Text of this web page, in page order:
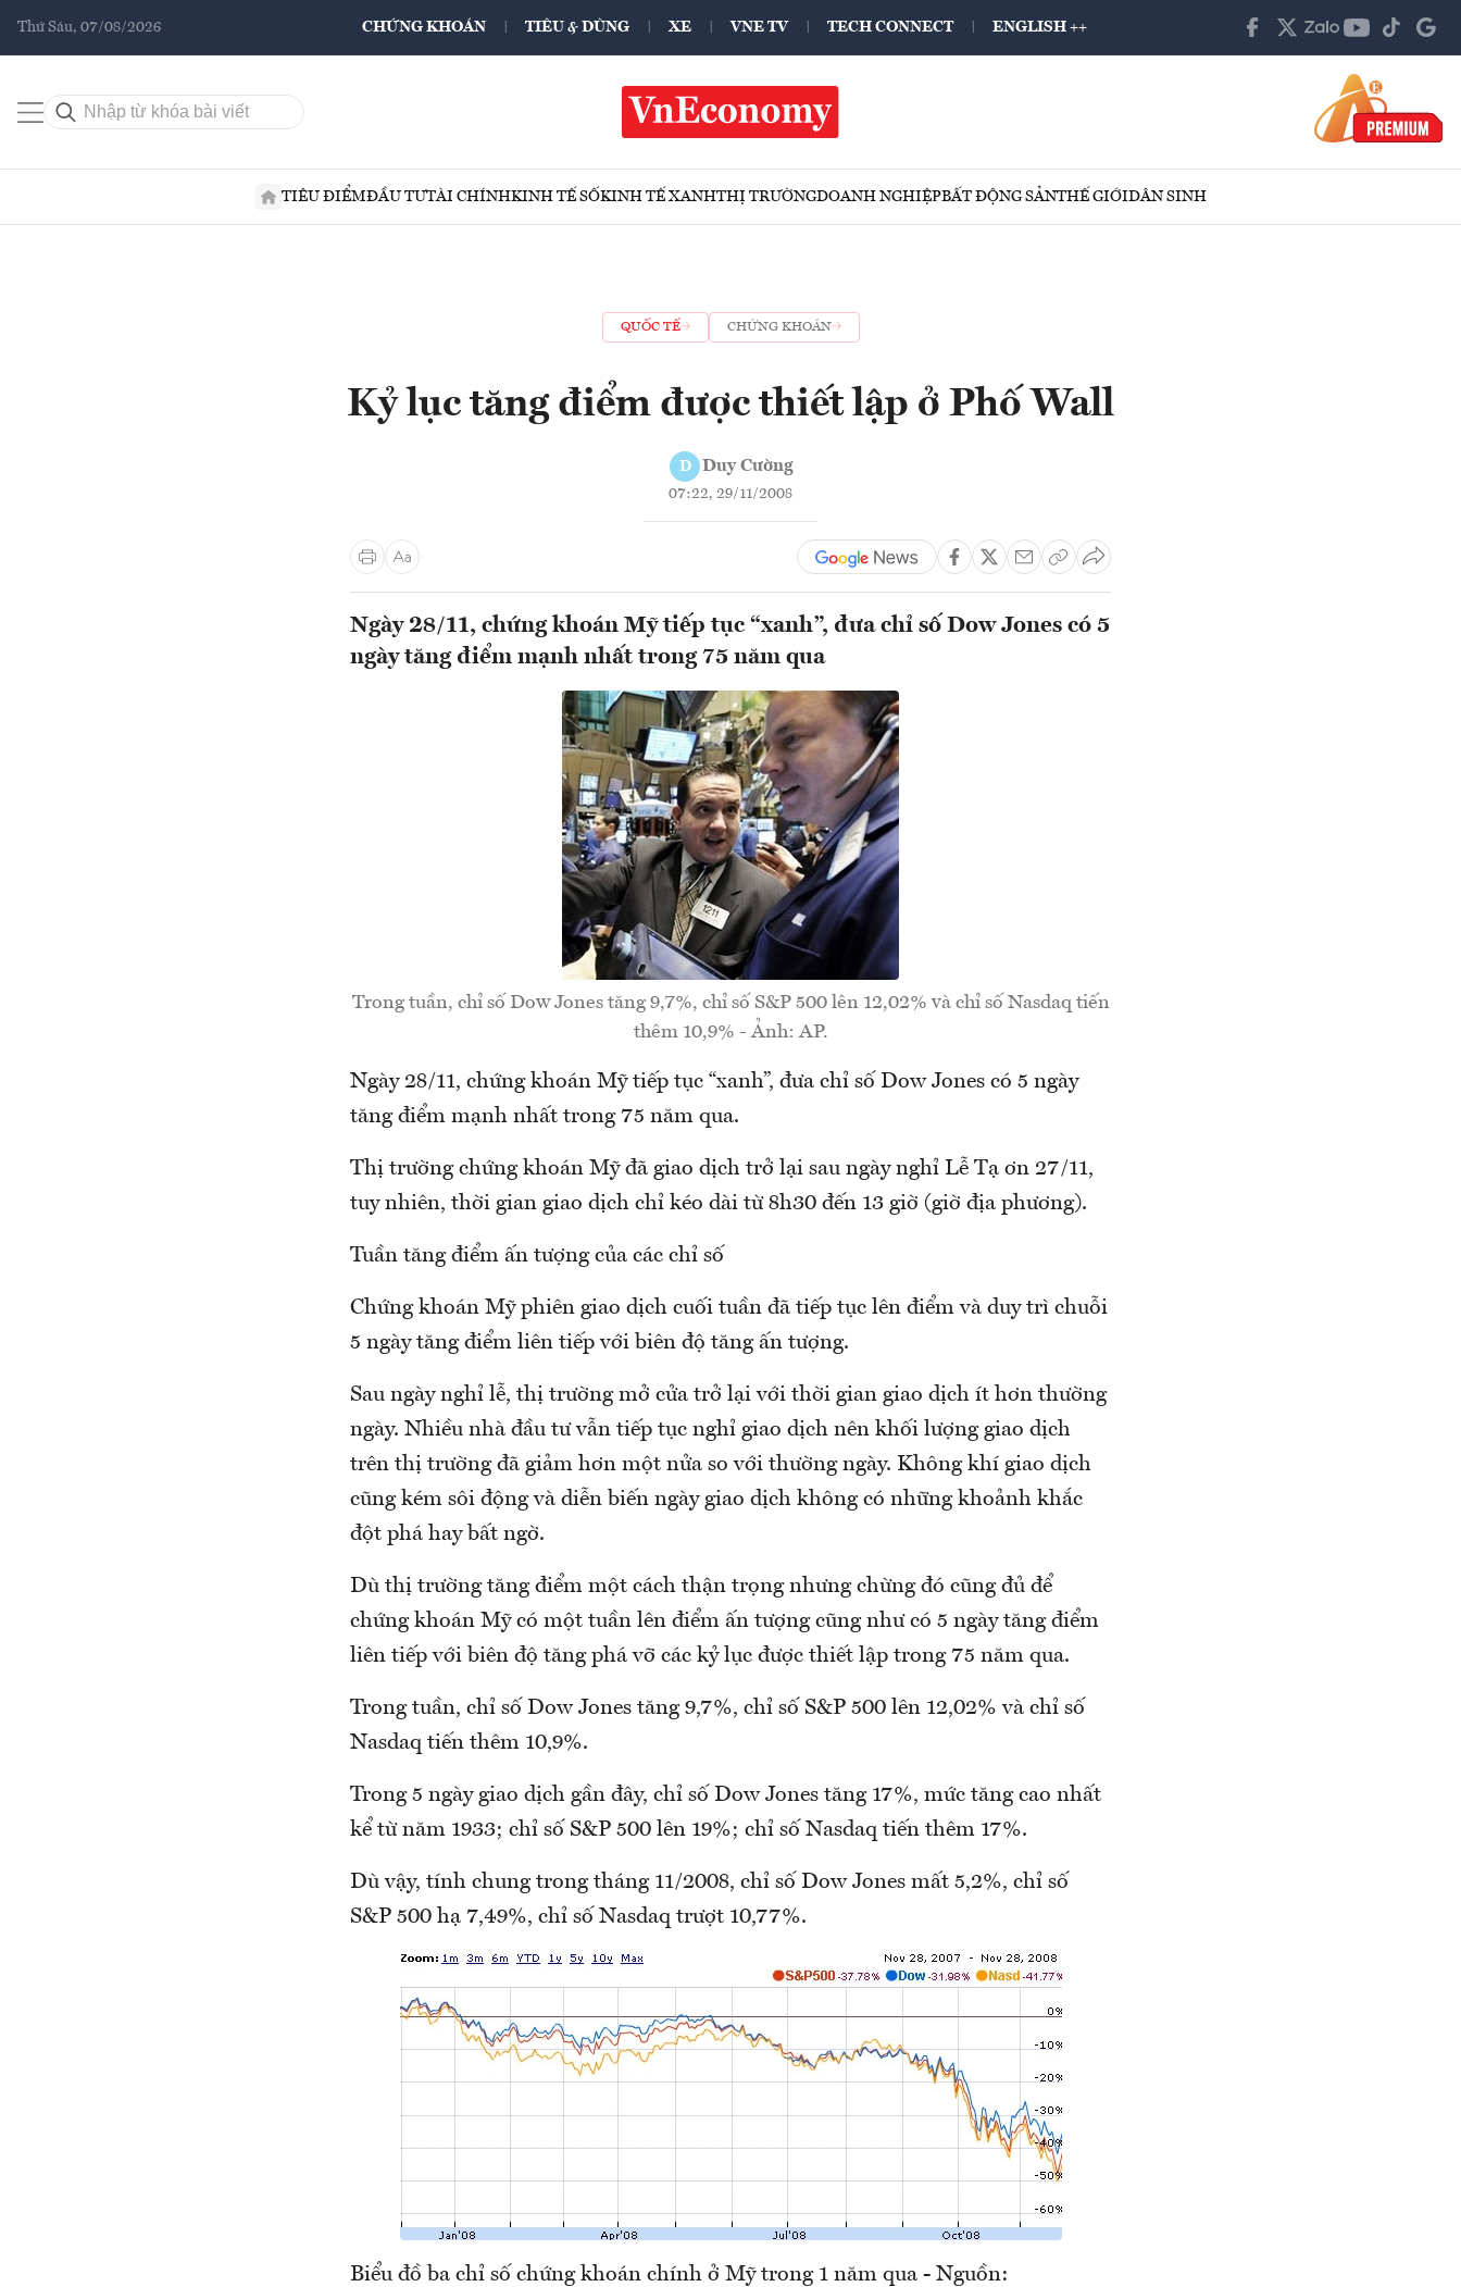
Thứ Sáu, 07/08/2026 CHỨNG KHOÁN TIÊU & DÙNG XE VNE TV TECH CONNECT ENGLISH ++
TIÊU ĐIỂMĐẦU TƯTÀI CHÍNHKINH TẾ SỐKINH TẾ XANHTHỊ TRƯỜNGDOANH NGHIỆPBẤT ĐỘNG SẢNTHẾ GIỚIDÂN SINH
QUỐC TẾ CHỨNG KHOÁN
Kỷ lục tăng điểm được thiết lập ở Phố Wall
D Duy Cường
07:22, 29/11/2008
Ngày 28/11, chứng khoán Mỹ tiếp tục “xanh”, đưa chỉ số Dow Jones có 5
ngày tăng điểm mạnh nhất trong 75 năm qua
Trong tuần, chỉ số Dow Jones tăng 9,7%, chỉ số S&P 500 lên 12,02% và chỉ số Nasdaq tiến
thêm 10,9% - Ảnh: AP.
Ngày 28/11, chứng khoán Mỹ tiếp tục “xanh”, đưa chỉ số Dow Jones có 5 ngày
tăng điểm mạnh nhất trong 75 năm qua.
Thị trường chứng khoán Mỹ đã giao dịch trở lại sau ngày nghỉ Lễ Tạ ơn 27/11,
tuy nhiên, thời gian giao dịch chỉ kéo dài từ 8h30 đến 13 giờ (giờ địa phương).
Tuần tăng điểm ấn tượng của các chỉ số
Chứng khoán Mỹ phiên giao dịch cuối tuần đã tiếp tục lên điểm và duy trì chuỗi
5 ngày tăng điểm liên tiếp với biên độ tăng ấn tượng.
Sau ngày nghỉ lễ, thị trường mở cửa trở lại với thời gian giao dịch ít hơn thường
ngày. Nhiều nhà đầu tư vẫn tiếp tục nghỉ giao dịch nên khối lượng giao dịch
trên thị trường đã giảm hơn một nửa so với thường ngày. Không khí giao dịch
cũng kém sôi động và diễn biến ngày giao dịch không có những khoảnh khắc
đột phá hay bất ngờ.
Dù thị trường tăng điểm một cách thận trọng nhưng chừng đó cũng đủ để
chứng khoán Mỹ có một tuần lên điểm ấn tượng cũng như có 5 ngày tăng điểm
liên tiếp với biên độ tăng phá vỡ các kỷ lục được thiết lập trong 75 năm qua.
Trong tuần, chỉ số Dow Jones tăng 9,7%, chỉ số S&P 500 lên 12,02% và chỉ số
Nasdaq tiến thêm 10,9%.
Trong 5 ngày giao dịch gần đây, chỉ số Dow Jones tăng 17%, mức tăng cao nhất
kể từ năm 1933; chỉ số S&P 500 lên 19%; chỉ số Nasdaq tiến thêm 17%.
Dù vậy, tính chung trong tháng 11/2008, chỉ số Dow Jones mất 5,2%, chỉ số
S&P 500 hạ 7,49%, chỉ số Nasdaq trượt 10,77%.
Biểu đồ ba chỉ số chứng khoán chính ở Mỹ trong 1 năm qua - Nguồn: